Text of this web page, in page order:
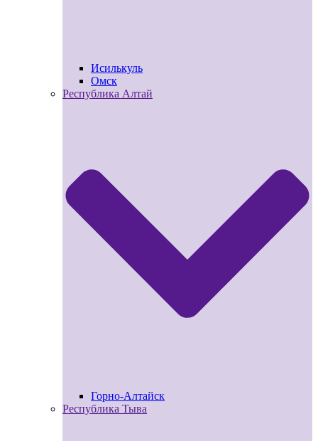
Исилькуль
Омск
Республика Алтай
Горно-Алтайск
Республика Тыва